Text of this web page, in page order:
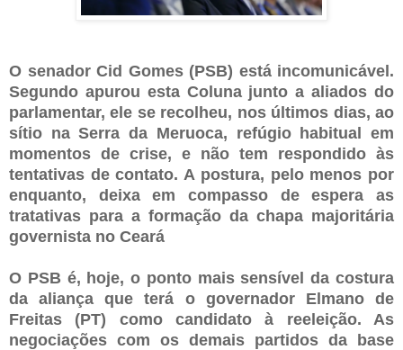
O senador Cid Gomes (PSB) está incomunicável.
Segundo apurou esta Coluna junto a aliados do
parlamentar, ele se recolheu, nos últimos dias, ao
sítio na Serra da Meruoca, refúgio habitual em
momentos de crise, e não tem respondido às
tentativas de contato. A postura, pelo menos por
enquanto, deixa em compasso de espera as
tratativas para a formação da chapa majoritária
governista no Ceará
O PSB é, hoje, o ponto mais sensível da costura
da aliança que terá o governador Elmano de
Freitas (PT) como candidato à reeleição. As
negociações com os demais partidos da base